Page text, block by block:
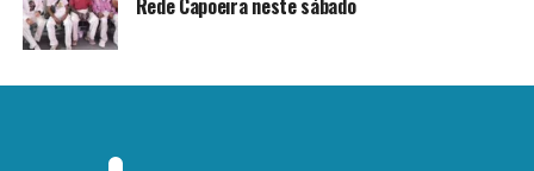
Rede Capoeira neste sábado